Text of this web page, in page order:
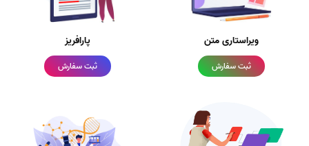
ویراستاری متن
ثبت سفارش
پارافریز
ثبت سفارش